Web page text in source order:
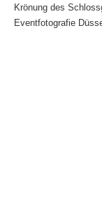
Krönung des
Eventfotografie